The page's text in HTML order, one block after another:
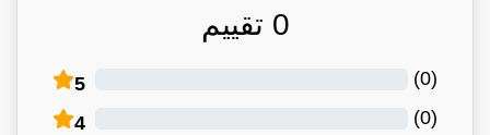
0 تقييم
5 (
0
)
4 (
0
)